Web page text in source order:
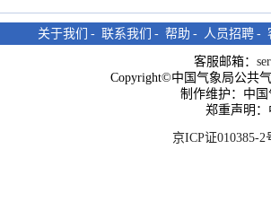
关于我们 - 联系我们 - 帮助 - 人员招聘 -
客服邮箱：
Copyright©中国气象局公共
制作维护：中
郑重声明
京ICP证010385-2